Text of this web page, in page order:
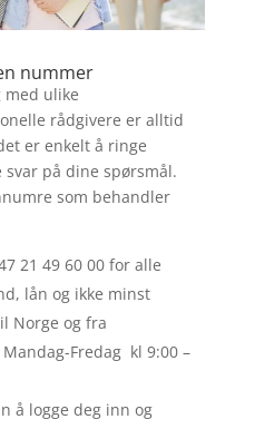
nummer
med ulike
rådgivere er alltid
er enkelt å ringe
på dine spørsmål.
som behandler
21 49 60 00 for alle
lån og ikke minst
Norge og fra
Fredag kl 9:00 –
å logge deg inn og